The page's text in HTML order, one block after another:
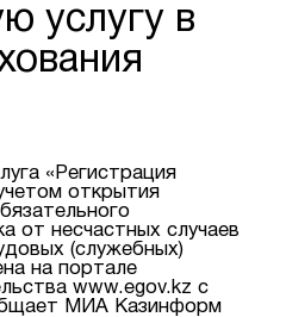
услугу в
«Регистрация
открытия
от несчастных случаев
(служебных)
на портале
www.egov.kz с
МИА Казинформ